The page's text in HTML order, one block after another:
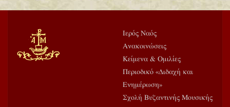
Ιερός Ναός
Ανακοινώσεις
Κείμενα & Ομιλίες
Περιοδικό «Διδαχή και
Ενημέρωση»
Σχολή Βυζαντινής Μουσικής